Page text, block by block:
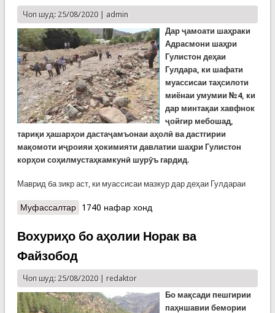
Чоп шуд: 25/08/2020 | admin
Дар ҷамоати шаҳраки
Адрасмони шаҳри
Гулистон деҳаи
Гулдара, ки шафати
муассисаи таҳсилоти
миёнаи умумии №4, ки
дар минтақаи хавфнок
ҷойгир мебошад,
тариқи ҳашарҳои дастаҷамъонаи аҳолӣ ва дастгирии
мақомоти иҷроияи ҳокимияти давлатии шаҳри Гулистон
корҳои соҳилмустаҳкамкунӣ шурӯъ гардид.
Маврид ба зикр аст, ки муассисаи мазкур дар деҳаи Гулдараи
Муфассалтаро Корҳои соҳилбандӣ дар Адрасмон
1740 нафар хонд
Вохуриҳо бо аҳолии Норак ва
Файзобод
Чоп шуд: 25/08/2020 | redaktor
Бо мақсади пешгирии
паҳншавии бемории